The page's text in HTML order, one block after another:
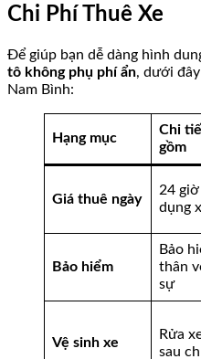
Chi Phí Thuê Xe
Để giúp bạn dễ dàng hình
tô không phụ phí ẩn, dưới
Nam Bình:
Hạng mục
Chi
gồm
Giá thuê ngày
24
dụng
Bảo hiểm
Bảo
thân
sự
Vệ sinh xe
Rửa
sau